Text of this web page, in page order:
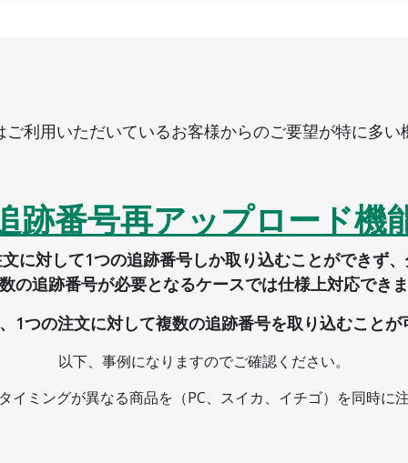
利用いただいているお客様からのご要望が特に多い
跡番号再アップロード機
に対して1つの追跡番号しか取り込むことができず
の追跡番号が必要となるケースでは仕様上対応できま
1つの注文に対して複数の追跡番号を取り込むことが
以下、事例になりますのでご確認ください。
イミングが異なる商品を（PC、スイカ、イチゴ）を同時に